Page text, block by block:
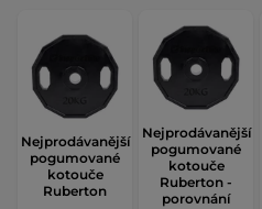
Nejprodávanější
pogumované
kotouče
Ruberton
Nejprodávanější
pogumované
kotouče
Ruberton -
porovnání